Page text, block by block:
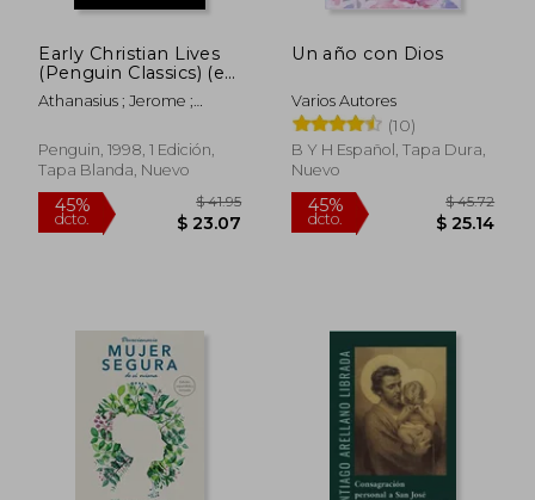
Early Christian Lives
(Penguin Classics) (en
Inglés)
Athanasius ; Jerome ;
Penguin, 1998, 1 Edición,
Tapa Blanda, Nuevo
Un año con Dios
Varios Autores
(10)
B Y H Español, Tapa Dura,
Nuevo
45%
dcto.